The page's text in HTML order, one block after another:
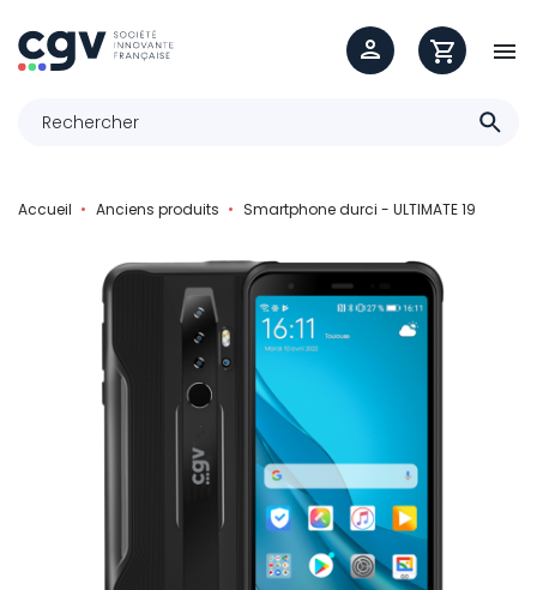

Accueil Anciens produits Smartphone durci - ULTIMATE 19